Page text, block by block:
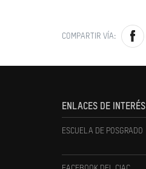
COMPARTIR VÍA:
ENLACES DE INTERÉS
ESCUELA DE POSGRADO